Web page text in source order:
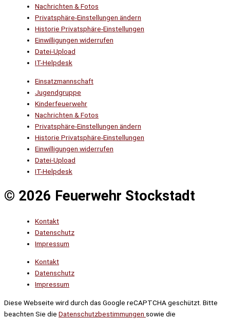
Nachrichten & Fotos
Privatsphäre-Einstellungen ändern
Historie Privatsphäre-Einstellungen
Einwilligungen widerrufen
Datei-Upload
IT-Helpdesk
Einsatzmannschaft
Jugendgruppe
Kinderfeuerwehr
Nachrichten & Fotos
Privatsphäre-Einstellungen ändern
Historie Privatsphäre-Einstellungen
Einwilligungen widerrufen
Datei-Upload
IT-Helpdesk
© 2026 Feuerwehr Stockstadt
Kontakt
Datenschutz
Impressum
Kontakt
Datenschutz
Impressum
Diese Webseite wird durch das Google reCAPTCHA geschützt. Bitte
beachten Sie die Datenschutzbestimmungen sowie die